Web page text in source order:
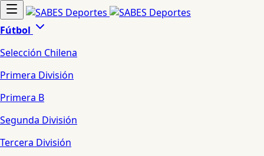
Fútbol
Selección Chilena
Primera División
Primera B
Segunda División
Tercera División